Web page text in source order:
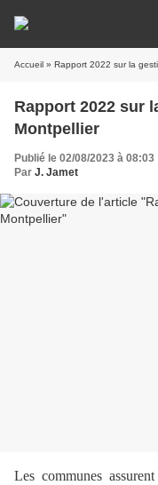
Accueil » Rapport 2022 sur la
Rapport 2022 sur
Montpellier
Publié le 02/08/2023 à 08:03
Par J. Jamet
Les communes